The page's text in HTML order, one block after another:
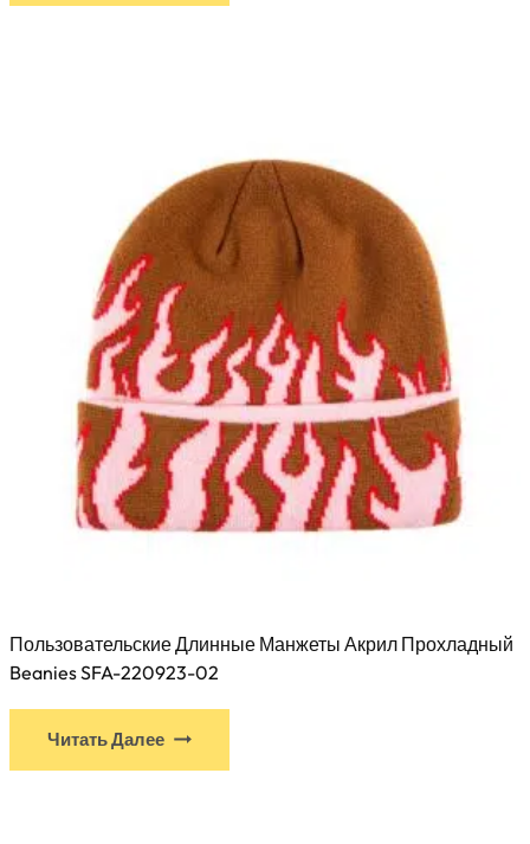
можно
выбрать
на
странице
товара
Пользовательские Длинные Манжеты Акрил Прохладный
Beanies SFA-220923-02
Читать Далее